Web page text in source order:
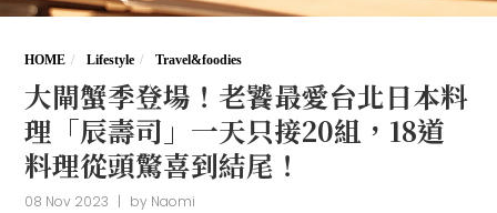
HOME Lifestyle Travel&foodies
大閘蟹季登場！老饕最愛台北日本料
理「辰壽司」一天只接20組，18道
料理從頭驚喜到結尾！
08 Nov 2023 | by Naomi